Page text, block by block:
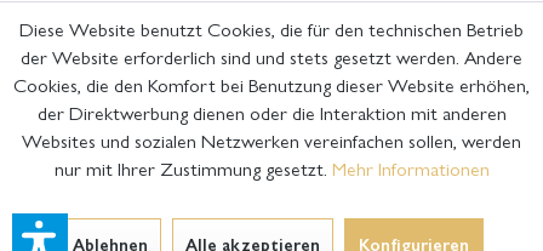
Diese Website benutzt Cookies, die für den technischen Betrieb
der Website erforderlich sind und stets gesetzt werden. Andere
Cookies, die den Komfort bei Benutzung dieser Website erhöhen,
der Direktwerbung dienen oder die Interaktion mit anderen
Websites und sozialen Netzwerken vereinfachen sollen, werden
nur mit Ihrer Zustimmung gesetzt. Mehr Informationen
Ablehnen Alle akzeptieren Konfigurieren